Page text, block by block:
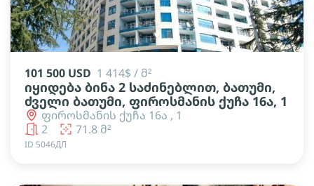
101 500 USD 1 414$ / მ²
იყიდება ბინა 2 საძინებლით, ბათუმი,
ძველი ბათუმი, ფიროსმანის ქუჩა 16ა, 1
ფიროსმანის ქუჩა 16ა , 1
2
71.8 მ²
ID 5046ДЛ